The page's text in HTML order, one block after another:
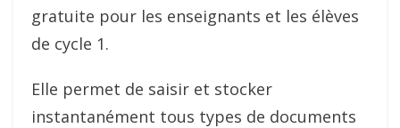
gratuite pour les enseignants et les élèves
de cycle 1.
Elle permet de saisir et stocker
instantanément tous types de documents